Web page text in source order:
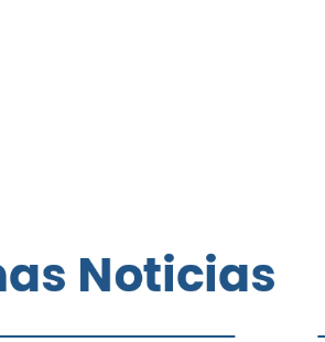
Noticias